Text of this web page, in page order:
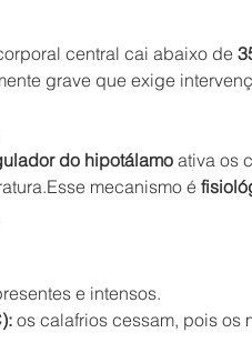
central cai abaixo de
grave que exige
do hipotálamo ativa os
mecanismo é
e intensos.
os calafrios cessam, pois os